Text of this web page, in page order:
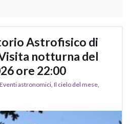
Astrofisico di
notturna del
ore 22:00
Eventi astronomici, Il cielo del mese,